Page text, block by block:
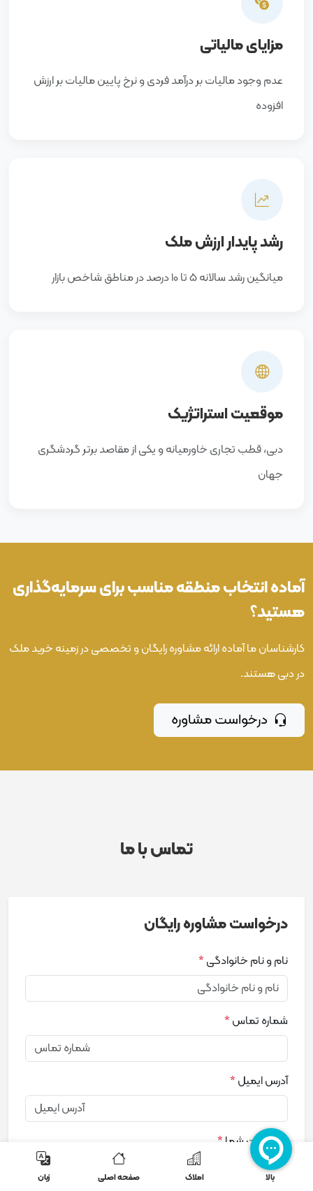
مزایای مالیاتی
عدم وجود مالیات بر درآمد فردی و نرخ پایین مالیات بر ارزش
افزوده
رشد پایدار ارزش ملک
میانگین رشد سالانه 5 تا 10 درصد در مناطق شاخص بازار
موقعیت استراتژیک
دبی، قطب تجاری خاورمیانه و یکی از مقاصد برتر گردشگری
جهان
آماده انتخاب منطقه مناسب برای سرمایه‌گذاری
هستید؟
کارشناسان ما آماده ارائه مشاوره رایگان و تخصصی در زمینه خرید ملک
در دبی هستند.
درخواست مشاوره
تماس با ما
درخواست مشاوره رایگان
نام و نام خانوادگی*
شماره تماس*
آدرس ایمیل*
درخواست شما*
بالا املاک صفحه اصلی زبان